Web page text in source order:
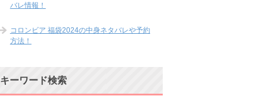
バレ情報！
コロンビア 福袋2024の中身ネタバレや予約
方法！
キーワード検索